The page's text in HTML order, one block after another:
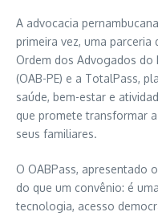
A advocacia
primeira vez, uma
Ordem dos Advogados do
(OAB-PE) e a TotalPass,
saúde, bem-estar e
que promete transformar
seus familiares.
O OABPass, apresentado
do que um convênio: é
tecnologia, acesso